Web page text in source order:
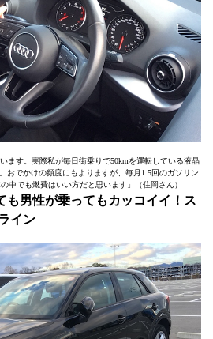
ます。実際私が毎日街乗りで50kmを運転している液晶
おでかけの頻度にもよりますが、毎月1.5回のガソリン
中でも燃費はいい方だと思います」（住岡さん）
も男性が乗ってもカッコイイ！ス
イン